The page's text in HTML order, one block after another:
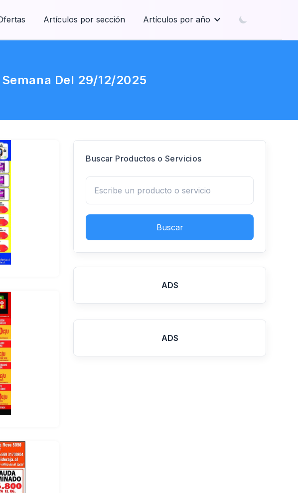
Artículos por sección Artículos por año
Del 29/12/2025
Buscar Productos o Servicios
Buscar
ADS
ADS